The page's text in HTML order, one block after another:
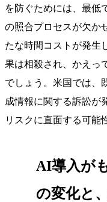
を防ぐためには、最低
の照合プロセスが欠か
たな時間コストが発生
果は相殺され、かえっ
でしょう。米国では、
成情報に関する訴訟が
リスクに直面する可能
AI導入が
の変化と